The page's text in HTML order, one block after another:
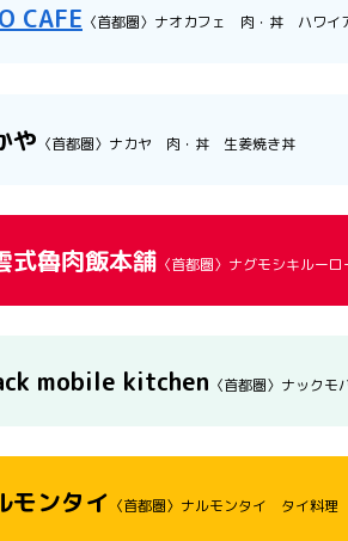
CAFE 〈首都圏〉ナオカフェ 肉・丼 ハワイ
や 〈首都圏〉ナカヤ 肉・丼 生姜焼き丼
式魯肉飯本舗 〈首都圏〉ナグモシキル
mobile kitchen 〈首都圏〉ナック
モンタイ 〈首都圏〉ナルモンタイ タイ料